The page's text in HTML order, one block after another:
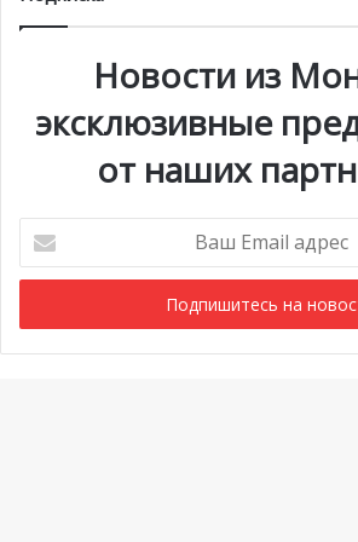
Новости из
эксклюзивные
от наших
Email
адрес